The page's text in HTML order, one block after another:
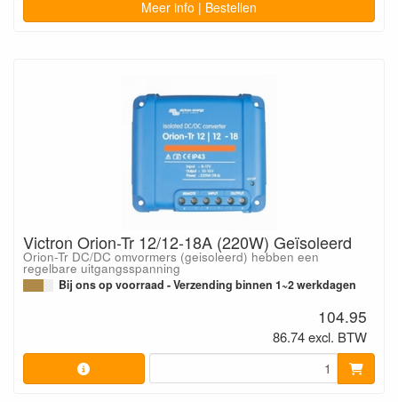
Meer info | Bestellen
Victron Orion-Tr 12/12-18A (220W) Geïsoleerd
Orion-Tr DC/DC omvormers (geisoleerd) hebben een
regelbare uitgangsspanning
Bij ons op voorraad - Verzending binnen 1~2 werkdagen
104.95
86.74 excl. BTW